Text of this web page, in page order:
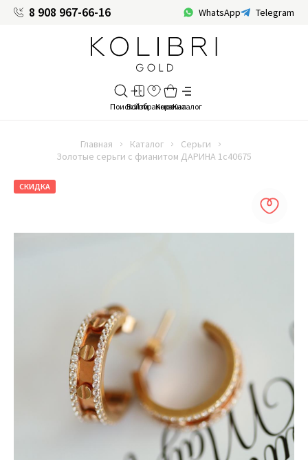
8 908 967-66-16 WhatsApp Telegram
Главная Каталог
Серьги
Золотые серьги с фианитом ДАРИНА 1c40675
СКИДКА